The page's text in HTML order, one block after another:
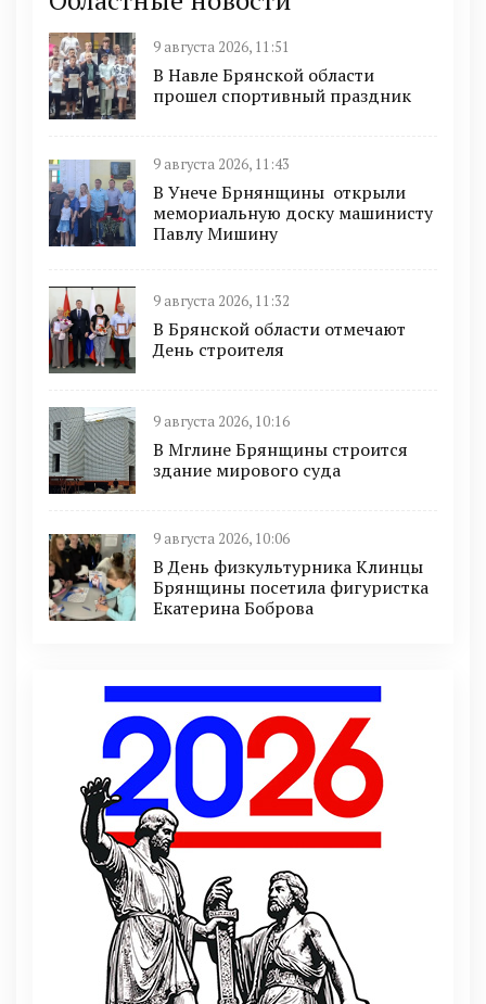
9 августа 2026, 11:51
В Навле Брянской области
прошел спортивный праздник
9 августа 2026, 11:43
В Унече Брнянщины открыли
мемориальную доску машинисту
Павлу Мишину
9 августа 2026, 11:32
В Брянской области отмечают
День строителя
9 августа 2026, 10:16
В Мглине Брянщины строится
здание мирового суда
9 августа 2026, 10:06
В День физкультурника Клинцы
Брянщины посетила фигуристка
Екатерина Боброва